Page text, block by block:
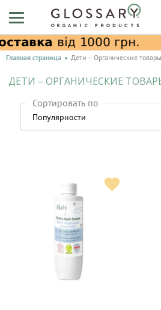
Главная страница Дети – Органические
ДЕТИ – ОРГАНИЧЕСКИЕ
Сортировать по